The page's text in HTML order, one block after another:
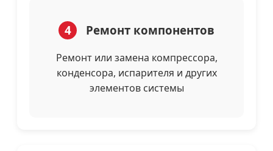
4 Ремонт компонентов
Ремонт или замена компрессора,
конденсора, испарителя и других
элементов системы